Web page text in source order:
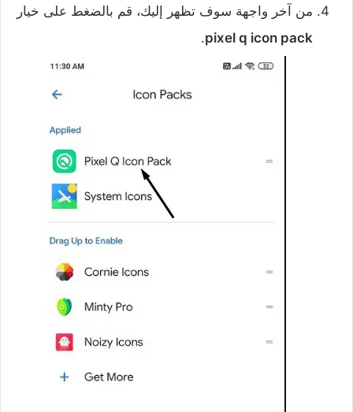
‌من آخر واجهة سوف تظهر إليك، قم بالضغط على خيار
pixel q icon pack
.